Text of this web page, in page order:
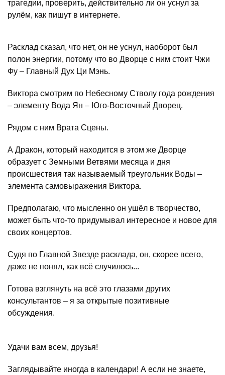
трагедии, проверить, действительно ли он уснул за
рулём, как пишут в интернете.
Расклад сказал, что нет, он не уснул, наоборот был
полон энергии, потому что во Дворце с ним стоит Чжи
Фу – Главный Дух Ци Мэнь.
Виктора смотрим по Небесному Стволу года рождения
– элементу Вода Ян – Юго-Восточный Дворец.
Рядом с ним Врата Сцены.
А Дракон, который находится в этом же Дворце
образует с Земными Ветвями месяца и дня
происшествия так называемый треугольник Воды –
элемента самовыражения Виктора.
Предполагаю, что мысленно он ушёл в творчество,
может быть что-то придумывал интересное и новое для
своих концертов.
Судя по Главной Звезде расклада, он, скорее всего,
даже не понял, как всё случилось...
Готова взглянуть на всё это глазами других
консультантов – я за открытые позитивные
обсуждения.
Удачи вам всем, друзья!
Заглядывайте иногда в календари! А если не знаете,